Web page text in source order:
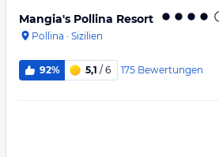
Mangia's Pollina Resort
Pollina · Sizilien
92% 5,1 / 6 175 Bewertungen